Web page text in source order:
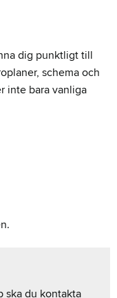
dig punktligt till
schema och
inte bara vanliga
ska du kontakta